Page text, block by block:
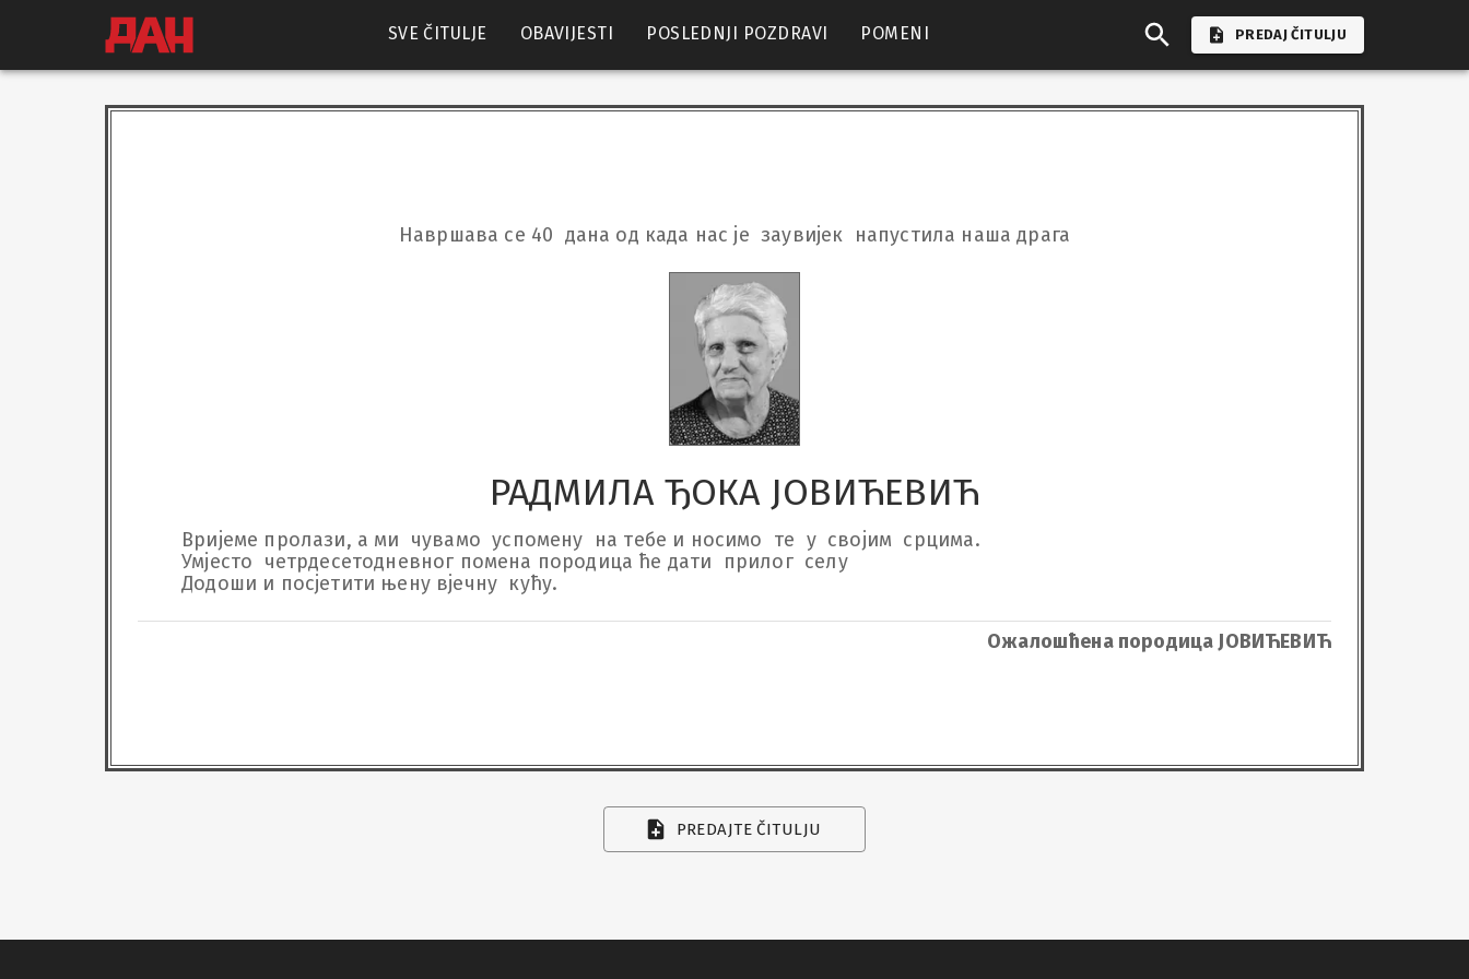
SVE ČITULJE OBAVIJESTI POSLEDNJI POZDRAVI POMENI PREDAJ ČITULJU
Навршава се 40  дана од када нас је  заувијек  напустила наша драга
РАДМИЛА ЂОКА ЈОВИЋЕВИЋ
Вријеме пролази, а ми  чувамо  успомену  на тебе и носимо  те  у  својим  срцима.
Умјесто  четрдесетодневног помена породица ће дати  прилог  селу
Додоши и посјетити њену вјечну  кућу.
Ожалошћена породица ЈОВИЋЕВИЋ
PREDAJTE ČITULJU